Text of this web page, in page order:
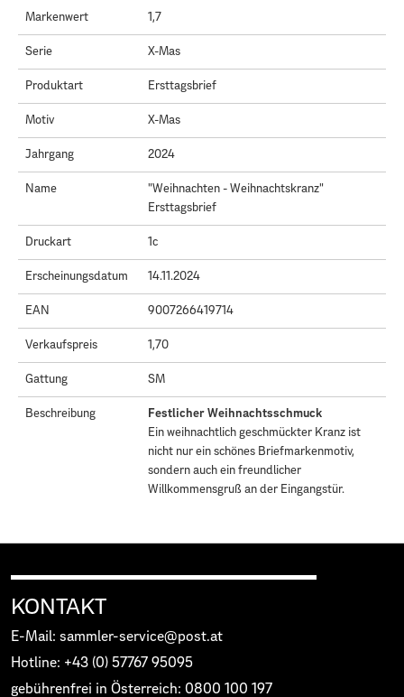
Markenwert 1,7
Serie X-Mas
Produktart Ersttagsbrief
Motiv X-Mas
Jahrgang 2024
Name
"Weihnachten - Weihnachtskranz"
Ersttagsbrief
Druckart 1c
Erscheinungsdatum 14.11.2024
EAN 9007266419714
Verkaufspreis 1,70
Gattung SM
Beschreibung
Festlicher Weihnachtsschmuck
Ein weihnachtlich geschmückter Kranz ist
nicht nur ein schönes Briefmarkenmotiv,
sondern auch ein freundlicher
Willkommensgruß an der Eingangstür.
KONTAKT
E-Mail: sammler-service@post.at
Hotline: +43 (0) 57767 95095
gebührenfrei in Österreich: 0800 100 197